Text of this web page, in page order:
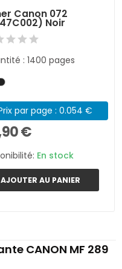
Canon 072
Noir
: 1400 pages
par page : 0.054 €
€
En stock
AJOUTER AU PANIER
CANON MF 289